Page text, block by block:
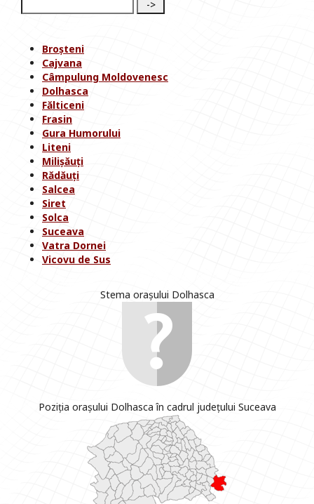
Broșteni
Cajvana
Câmpulung Moldovenesc
Dolhasca
Fălticeni
Frasin
Gura Humorului
Liteni
Milișăuți
Rădăuți
Salcea
Siret
Solca
Suceava
Vatra Dornei
Vicovu de Sus
Stema orașului Dolhasca
Poziția orașului Dolhasca în cadrul județului Suceava